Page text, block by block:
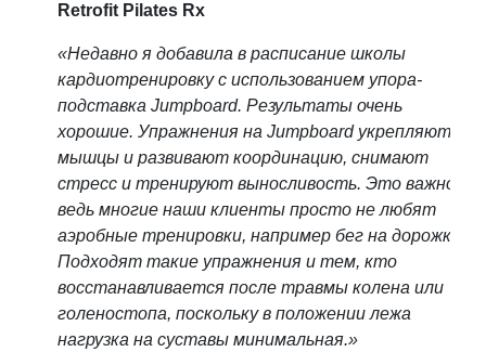
Retrofit Pilates Rx
«Недавно я добавила в расписание школы
кардиотренировку с использованием упора-
подставка Jumpboard. Результаты очень
хорошие. Упражнения на Jumpboard укрепляют
мышцы и развивают координацию, снимают
стресс и тренируют выносливость. Это важно,
ведь многие наши клиенты просто не любят
аэробные тренировки, например бег на дорожке.
Подходят такие упражнения и тем, кто
восстанавливается после травмы колена или
голеностопа, поскольку в положении лежа
нагрузка на суставы минимальная.»